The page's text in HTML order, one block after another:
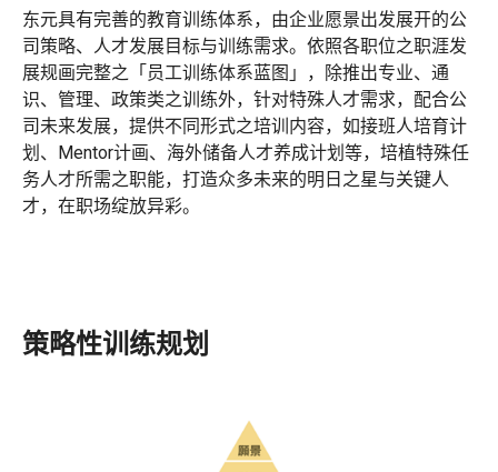
东元具有完善的教育训练体系，由企业愿景出发展开的公
司策略、人才发展目标与训练需求。依照各职位之职涯发
展规画完整之「员工训练体系蓝图」，除推出专业、通
识、管理、政策类之训练外，针对特殊人才需求，配合公
司未来发展，提供不同形式之培训内容，如接班人培育计
划、Mentor计画、海外储备人才养成计划等，培植特殊任
务人才所需之职能，打造众多未来的明日之星与关键人
才，在职场绽放异彩。
策略性训练规划